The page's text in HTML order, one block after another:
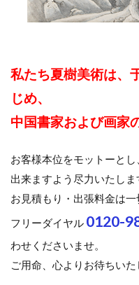
私たち夏樹美術は、
じめ、
中国書家および画家
お客様本位をモットーと
出来ますよう尽力いたしま
お見積もり・出張料金は一
フリーダイヤル 0120-
わせくださいませ。
ご用命、心よりお待ちいた